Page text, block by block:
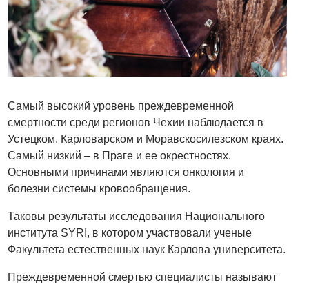
Самый высокий уровень преждевременной
смертности среди регионов Чехии наблюдается в
Устецком, Карловарском и Моравскосилезском краях.
Самый низкий – в Праге и ее окрестностях.
Основными причинами являются онкология и
болезни системы кровообращения.
Таковы результаты исследования Национального
института SYRI, в котором участвовали ученые
Факультета естественных наук Карлова университета.
Преждевременной смертью специалисты называют